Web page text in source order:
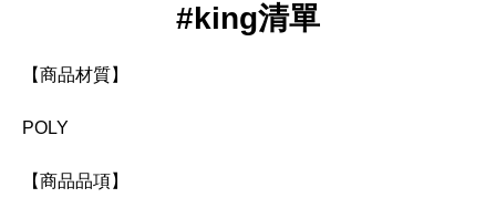
#king清單
【商品材質】
POLY
【商品品項】